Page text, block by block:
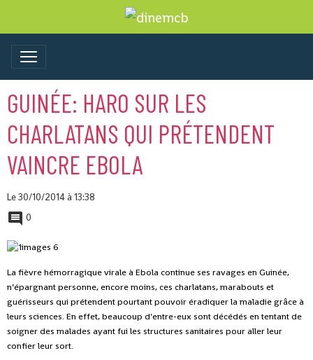
GUINÉE: HARO SUR LES
CHARLATANS QUI PRÉTENDENT
VAINCRE EBOLA
Le 30/10/2014à 13:38
0
La fièvre hémorragique virale à Ebola continue ses ravages en Guinée,
n’épargnant personne, encore moins, ces charlatans, marabouts et
guérisseurs qui prétendent pourtant pouvoir éradiquer la maladie grâce à
leurs sciences. En effet, beaucoup d'entre-eux sont décédés en tentant de
soigner des malades ayant fui les structures sanitaires pour aller leur
confier leur sort.